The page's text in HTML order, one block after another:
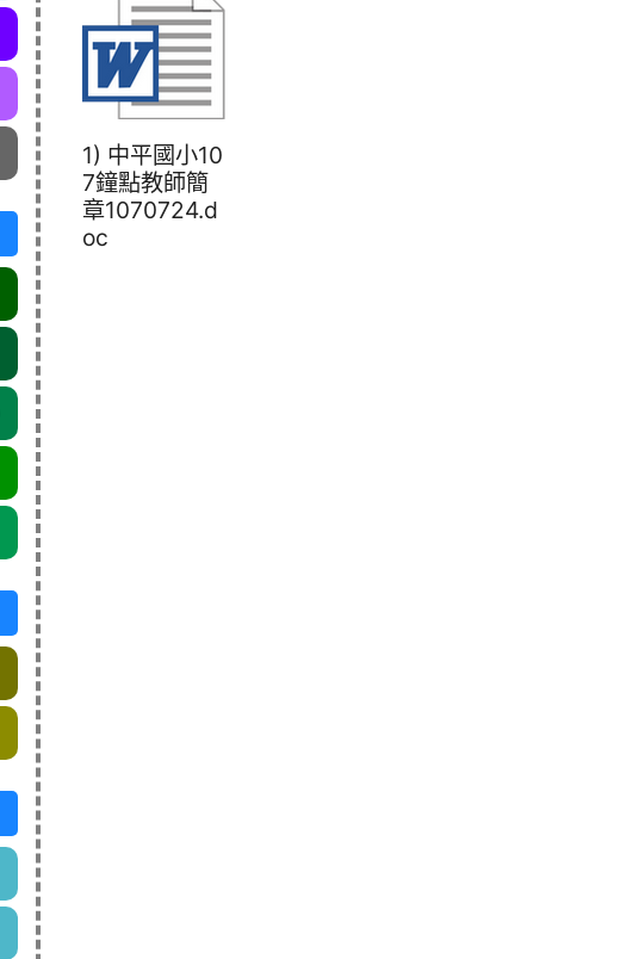
1) 中平國小10
7鐘點教師簡
章1070724.d
oc